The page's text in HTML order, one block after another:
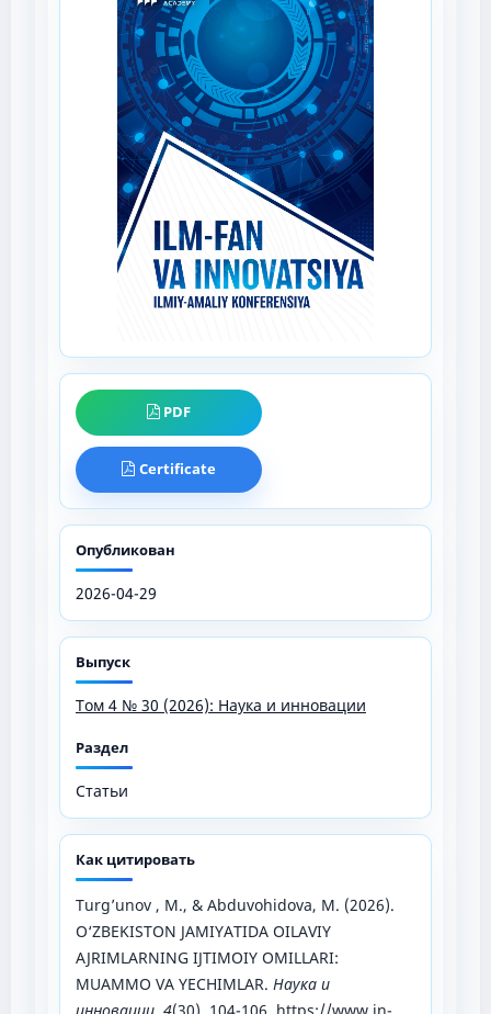
PDF
Certificate
Опубликован
2026-04-29
Выпуск
Том 4 № 30 (2026): Наука и инновации
Раздел
Статьи
Как цитировать
Turg’unov , M., & Abduvohidova, M. (2026).
O‘ZBEKISTON JAMIYATIDA OILAVIY
AJRIMLARNING IJTIMOIY OMILLARI:
MUAMMO VA YECHIMLAR. Наука и